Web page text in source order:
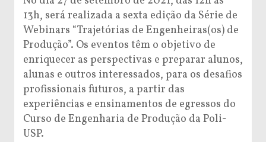
13h, será realizada a sexta edição da Série de
Webinars “Trajetórias de Engenheiras(os) de
Produção”. Os eventos têm o objetivo de
enriquecer as perspectivas e preparar alunos,
alunas e outros interessados, para os desafios
profissionais futuros, a partir das
experiências e ensinamentos de egressos do
Curso de Engenharia de Produção da Poli-
USP.